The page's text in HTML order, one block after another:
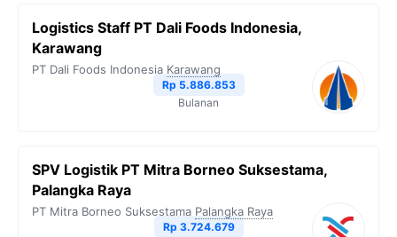
Logistics Staff PT Dali Foods Indonesia,
Karawang
PT Dali Foods Indonesia Karawang
Rp 5.886.853
Bulanan
SPV Logistik PT Mitra Borneo Suksestama,
Palangka Raya
PT Mitra Borneo Suksestama Palangka Raya
Rp 3.724.679